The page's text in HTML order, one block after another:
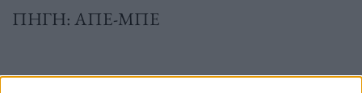
ΠΗΓΗ: ΑΠΕ-ΜΠΕ